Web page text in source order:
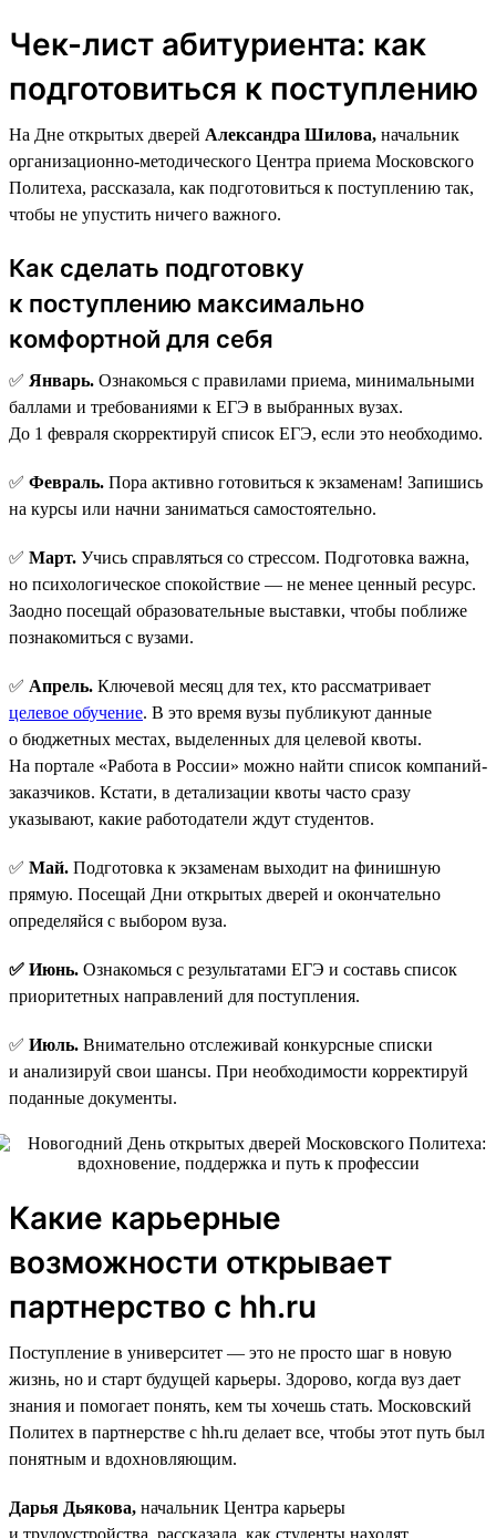
Чек-лист абитуриента: как
подготовиться к поступлению
На Дне открытых дверей Александра Шилова, начальник
организационно-методического Центра приема Московского
Политеха, рассказала, как подготовиться к поступлению так,
чтобы не упустить ничего важного.
Как сделать подготовку
к поступлению максимально
комфортной для себя
✅ Январь. Ознакомься с правилами приема, минимальными
баллами и требованиями к ЕГЭ в выбранных вузах.
До 1 февраля скорректируй список ЕГЭ, если это необходимо.
✅ Февраль. Пора активно готовиться к экзаменам! Запишись
на курсы или начни заниматься самостоятельно.
✅ Март. Учись справляться со стрессом. Подготовка важна,
но психологическое спокойствие — не менее ценный ресурс.
Заодно посещай образовательные выставки, чтобы поближе
познакомиться с вузами.
✅ Апрель. Ключевой месяц для тех, кто рассматривает
целевое обучение. В это время вузы публикуют данные
о бюджетных местах, выделенных для целевой квоты.
На портале «Работа в России» можно найти список компаний-
заказчиков. Кстати, в детализации квоты часто сразу
указывают, какие работодатели ждут студентов.
✅ Май. Подготовка к экзаменам выходит на финишную
прямую. Посещай Дни открытых дверей и окончательно
определяйся с выбором вуза.
✅ Июнь. Ознакомься с результатами ЕГЭ и составь список
приоритетных направлений для поступления.
✅ Июль. Внимательно отслеживай конкурсные списки
и анализируй свои шансы. При необходимости корректируй
поданные документы.
Какие карьерные
возможности открывает
партнерство с hh.ru
Поступление в университет — это не просто шаг в новую
жизнь, но и старт будущей карьеры. Здорово, когда вуз дает
знания и помогает понять, кем ты хочешь стать. Московский
Политех в партнерстве с hh.ru делает все, чтобы этот путь был
понятным и вдохновляющим.
Дарья Дьякова, начальник Центра карьеры
и трудоустройства, рассказала, как студенты находят